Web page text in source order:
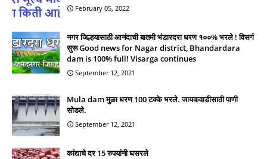
February 05, 2022
नगर जिल्हयासाठी आनंदाची बातमी भंडारदरा धरण १००% भरले ! विसर्ग
सुरू Good news for Nagar district, Bhandardara
dam is 100% full! Visarga continues
September 12, 2021
Mula dam मुळा धरण 100 टक्के भरले. जायकवाडीसाठी पाणी
सोडले.
September 12, 2021
कांद्याचे दर 15 रुपयांनी घसरले